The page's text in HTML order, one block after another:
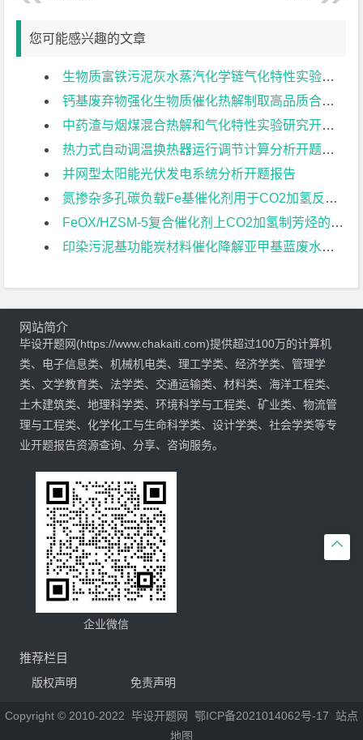
您可能感兴趣的文章
生物质富铁污泥灰水蒸汽化学链气化特性实验研究开题报告
钙基废弃物强化生物质催化热解制取高品质合成气实验研究开题报告
中药渣与烟煤混合热解和气化特性实验研究开题报告
热力式自动调温换热器运行调节计算分析开题报告
并网型太阳能光伏发电系统分析开题报告
氮掺杂多孔碳负载Fe基催化剂用于CO2加氢反应的研究开题报告
FeOX/HZSM-5复合催化剂上CO2加氢制芳烃的研究开题报告
印染污泥基功能炭材料催化降解亚甲基蓝废水的性能研究开题报告

网站简介
毕设开题网(https://www.chakaiti.com)提供超过100万的计算机
类、电子信息类、机械机电类、理工学类、经济学类、管理学
类、文学教育类、法学类、交通运输类、材料类、海洋工程类、
土木建筑类、地理科学类、环境科学与工程类、矿业类、物流管
理与工程类、化学化工与生命科学类、设计学类、社会学类等专
业开题报告资源查询、分享、咨询服务。
企业微信
推荐栏目
版权声明 免责声明
Copyright © 2010-2022 毕设开题网 鄂ICP备2021014062号-17 站点
地图